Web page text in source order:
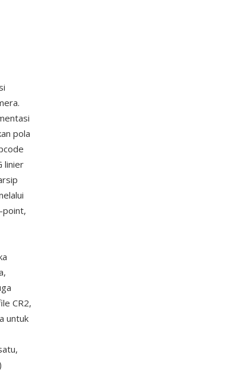
pola
linier
point,
CR2,
untuk